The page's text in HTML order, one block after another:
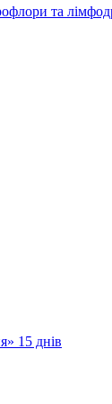
та
15 днів